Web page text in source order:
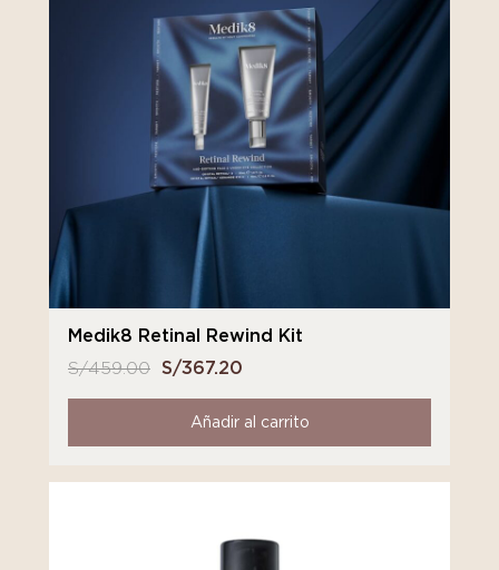
Medik8 Retinal Rewind Kit
S/459.00 El
precio
original
era:
S/367.20
precio
actual
es:
Añadir al carrito